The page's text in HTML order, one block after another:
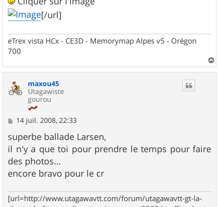
s
a
g
[/url]
eTrex vista HCx - CE3D - Memorymap Alpes v5 - Orégon
700
a
maxou45
Utagawiste
gourou
M
s
s
a
g
e
14 juil. 2008, 22:33
superbe ballade Larsen,
il n'y a que toi pour prendre le temps pour faire
des photos...
encore bravo pour le cr
[url=http://www.utagawavtt.com/forum/utagawavtt-gt-la-